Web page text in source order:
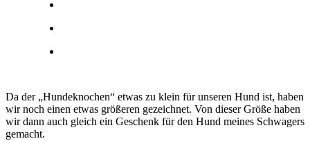
Da der „Hundeknochen“ etwas zu klein für unseren Hund ist, haben
wir noch einen etwas größeren gezeichnet. Von dieser Größe haben
wir dann auch gleich ein Geschenk für den Hund meines Schwagers
gemacht.